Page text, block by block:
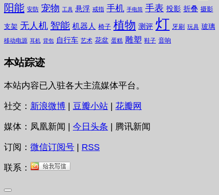
阳能 安防 宠物 工具 悬浮 戒指 手机 手电筒 手表 投影 折叠 摄影
支架 无人机 智能 机器人 椅子 植物 测评 灯 牙刷 玩具 玻璃
移动电源 耳机 背包 自行车 艺术 花盆 蛋糕 雕塑 鞋子 音响
本站踪迹
本站内容已入驻各大主流媒体平台。
社交： 新浪微博 豆瓣小站 花瓣网
媒体：凤凰新闻 | 今日头条 | 腾讯新闻
订阅： 微信订阅号 RSS
联系：